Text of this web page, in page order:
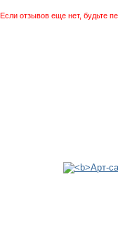
Если отзывов еще нет, будьте